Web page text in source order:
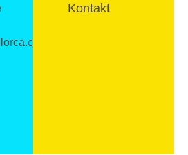
Kontakt